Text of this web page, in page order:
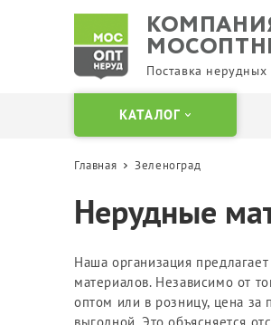
Поставка нерудных
КАТАЛОГ
Отсевы и крошка
Гранитный щебень
Известняковый щебень
Гравийный щебень
Вторичный щебень
Главная Зеленоград
Нерудные
Наша организация
материалов. Независимо от
оптом или в розницу, цена за